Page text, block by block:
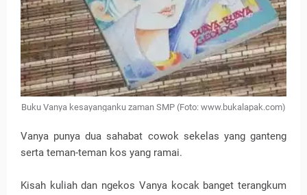
Buku Vanya kesayanganku zaman SMP (Foto: www.bukalapak.com)
Vanya punya dua sahabat cowok sekelas yang ganteng
serta teman-teman kos yang ramai.
Kisah kuliah dan ngekos Vanya kocak banget terangkum